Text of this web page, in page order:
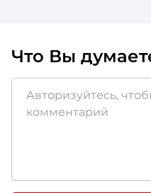
Что Вы